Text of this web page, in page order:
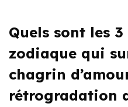
Quels sont les
zodiaque qui
chagrin
rétrogradation